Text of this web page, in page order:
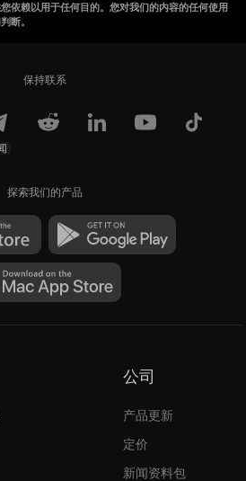
依赖以用于任何目的。您对我们的内容的任何使用
断。
保持联系
探索我们的产品
公司
产品更新
定价
新闻资料包